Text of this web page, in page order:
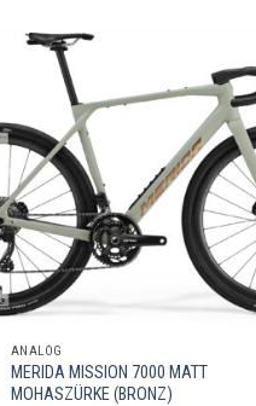
ANALÓG
MERIDA MISSION 7000 MATT
MOHASZÜRKE (BRONZ)